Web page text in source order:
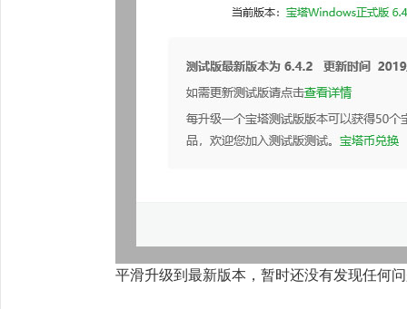
平滑升级到最新版本，暂时还没有发现任何